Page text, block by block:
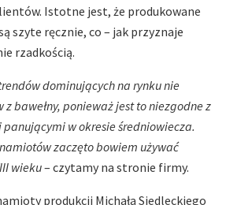
Istotne jest, że produkowane
szyte ręcznie, co – jak przyznaje
rzadkością.
dominujących na rynku nie
bawełny, ponieważ jest to niezgodne z
w okresie średniowiecza.
zaczęto bowiem używać
wieku– czytamy na stronie firmy.
produkcji Michała Siedleckiego